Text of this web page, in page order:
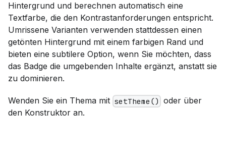
Hintergrund und berechnen automatisch eine
Textfarbe, die den Kontrastanforderungen entspricht.
Umrissene Varianten verwenden stattdessen einen
getönten Hintergrund mit einem farbigen Rand und
bieten eine subtilere Option, wenn Sie möchten, dass
das Badge die umgebenden Inhalte ergänzt, anstatt sie
zu dominieren.
Wenden Sie ein Thema mit setTheme() oder über
den Konstruktor an.